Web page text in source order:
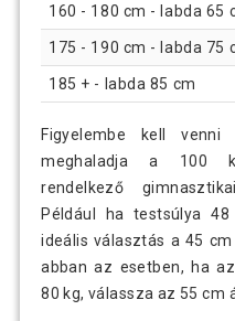
160 - 180 cm - labda 65
175 - 190 cm - labda 75
185 + - labda 85 cm
Figyelembe kell
meghaladja a 100
rendelkező
Például ha testsúlya
ideális választás a 45
abban az esetben, ha
80 kg, válassza az 55 cm